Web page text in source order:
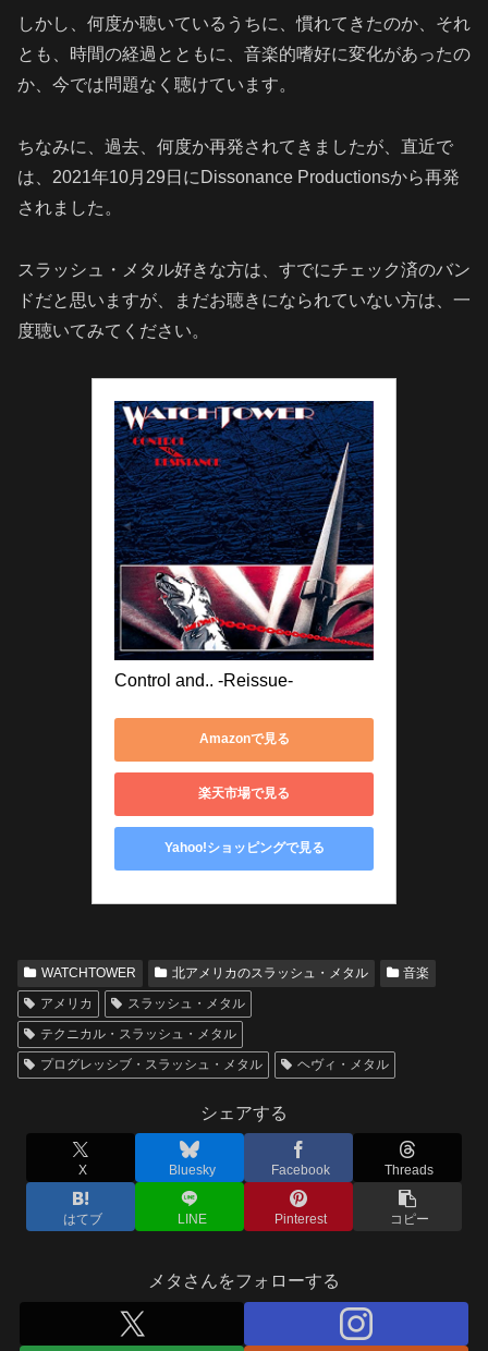
しかし、何度か聴いているうちに、慣れてきたのか、それ
とも、時間の経過とともに、音楽的嗜好に変化があったの
か、今では問題なく聴けています。
ちなみに、過去、何度か再発されてきましたが、直近で
は、2021年10月29日にDissonance Productionsから再発
されました。
スラッシュ・メタル好きな方は、すでにチェック済のバン
ドだと思いますが、まだお聴きになられていない方は、一
度聴いてみてください。
Control and.. -Reissue-
Amazonで見る
楽天市場で見る
Yahoo!ショッピングで見る
WATCHTOWER 北アメリカのスラッシュ・メタル
音楽
アメリカ
スラッシュ・メタル
テクニカル・スラッシュ・メタル
プログレッシブ・スラッシュ・メタル
ヘヴィ・メタル
シェアする
X Bluesky Facebook Threads
はてブ LINE Pinterest コピー
メタさんをフォローする